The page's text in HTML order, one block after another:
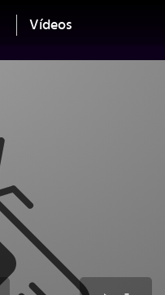
Vídeos